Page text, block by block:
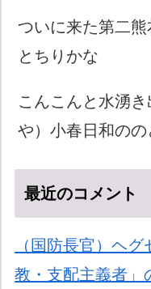
ついに来た第二
とちりかな
こんこんと水湧
や）小春日和の
最近のコメント
（国防長官）ヘ
教・支配主義者」